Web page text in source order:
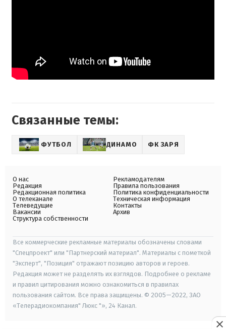
Связанные темы:
ФУТБОЛ ДИНАМО ФК ЗАРЯ
О нас
Редакция
Редакционная политика
О телеканале
Телеведущие
Вакансии
Структура собственности
Рекламодателям
Правила пользования
Политика конфиденциальности
Техническая информация
Контакты
Архив
Все коммерческие рекламные материалы обозначены словами
"Спецпроект" или "Партнерский материал". Материалы с пометкой
"Эксперт", "Позиция" отражают позицию авторов и героев.
Редакция может не разделять их взглядов. Подробнее о рекламе
и правил цитирования можно ознакомиться в правилах
пользования сайтом. Все права защищены. © 2005—2022, ЗАО
«Телерадиокомпания" Люкс "», 24 Канал.